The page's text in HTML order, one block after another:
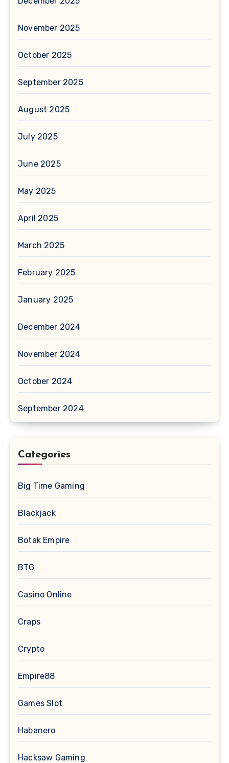
November 2025
October 2025
September 2025
August 2025
July 2025
June 2025
May 2025
April 2025
March 2025
February 2025
January 2025
December 2024
November 2024
October 2024
September 2024
Categories
Big Time Gaming
Blackjack
Botak Empire
BTG
Casino Online
Craps
Crypto
Empire88
Games Slot
Habanero
Hacksaw Gaming